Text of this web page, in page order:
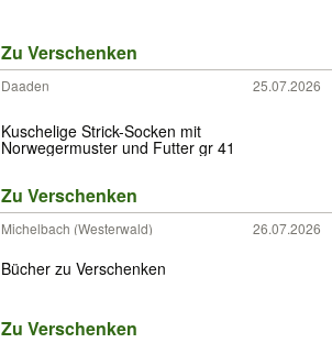
Zu Verschenken
Daaden 25.07.2026
Kuschelige Strick-Socken mit
Norwegermuster und Futter gr 41
Zu Verschenken
Michelbach (Westerwald) 26.07.2026
Bücher zu Verschenken
Zu Verschenken